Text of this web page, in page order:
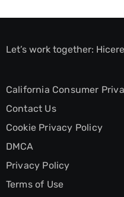
Let’s work together:
California Consumer
Contact Us
Cookie Privacy Policy
DMCA
Privacy Policy
Terms of Use